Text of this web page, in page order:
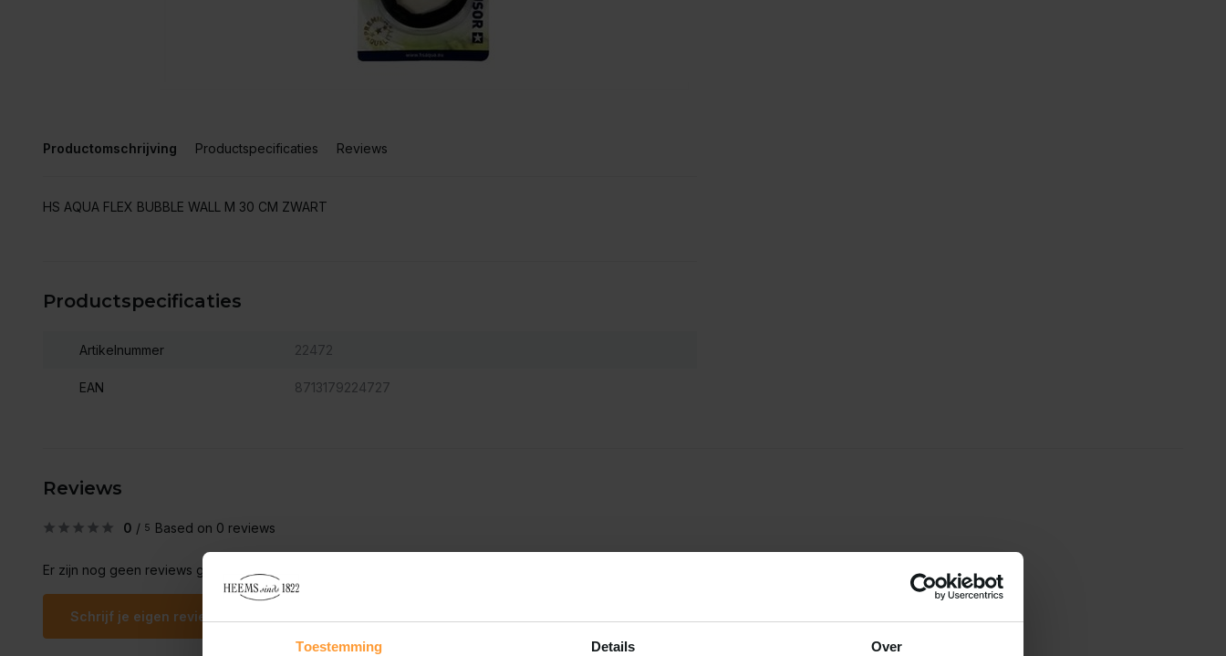
Toestemming Details Over
Productomschrijving Productspecificaties Reviews
HS AQUA FLEX BUBBLE WALL M 30 CM ZWART
Productspecificaties
Artikelnummer 22472
EAN 8713179224727
Reviews
0 / 5 Based on 0 reviews
Er zijn nog geen reviews geschreven over dit product..
Schrijf je eigen review